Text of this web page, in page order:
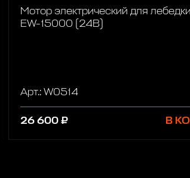
Мотор электрический для
EW-15000 (24В)
Арт.: W0514
26 600 ₽ В